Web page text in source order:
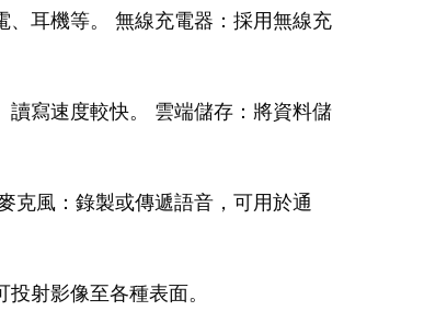
耳機等。 無線充電器：採用無線充
讀寫速度較快。 雲端儲存：將資料儲
克風：錄製或傳遞語音，可用於通
射影像至各種表面。